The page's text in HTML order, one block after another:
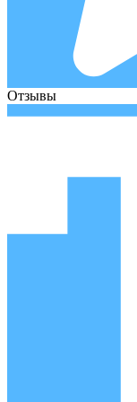
Отзывы